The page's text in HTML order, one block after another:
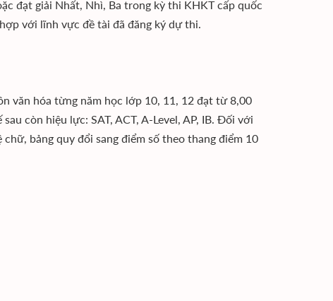
đạt giải Nhất, Nhì, Ba trong kỳ thi KHKT cấp quốc
với lĩnh vực đề tài đã đăng ký dự thi.
văn hóa từng năm học lớp 10, 11, 12 đạt từ 8,00
còn hiệu lực: SAT, ACT, A-Level, AP, IB. Đối với
bảng quy đổi sang điểm số theo thang điểm 10